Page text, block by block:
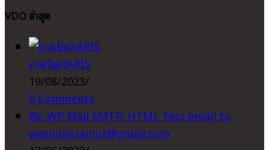
VDO ล่าสุด
ถาดปิดYARIS
19/08/2023/
0 Comments
Re: WP Mail SMTP: HTML Test email to
wasinjansamut@gmail.com